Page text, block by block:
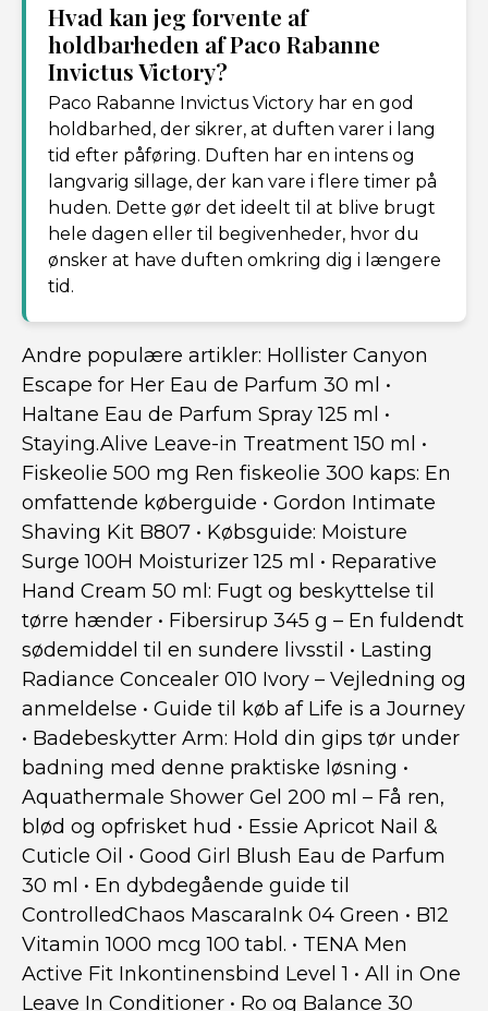
Hvad kan jeg forvente af
holdbarheden af Paco Rabanne
Invictus Victory?
Paco Rabanne Invictus Victory har en god
holdbarhed, der sikrer, at duften varer i lang
tid efter påføring. Duften har en intens og
langvarig sillage, der kan vare i flere timer på
huden. Dette gør det ideelt til at blive brugt
hele dagen eller til begivenheder, hvor du
ønsker at have duften omkring dig i længere
tid.
Andre populære artikler: Hollister Canyon
Escape for Her Eau de Parfum 30 ml •
Haltane Eau de Parfum Spray 125 ml •
Staying.Alive Leave-in Treatment 150 ml •
Fiskeolie 500 mg Ren fiskeolie 300 kaps: En
omfattende køberguide • Gordon Intimate
Shaving Kit B807 • Købsguide: Moisture
Surge 100H Moisturizer 125 ml • Reparative
Hand Cream 50 ml: Fugt og beskyttelse til
tørre hænder • Fibersirup 345 g – En fuldendt
sødemiddel til en sundere livsstil • Lasting
Radiance Concealer 010 Ivory – Vejledning og
anmeldelse • Guide til køb af Life is a Journey
• Badebeskytter Arm: Hold din gips tør under
badning med denne praktiske løsning •
Aquathermale Shower Gel 200 ml – Få ren,
blød og opfrisket hud • Essie Apricot Nail &
Cuticle Oil • Good Girl Blush Eau de Parfum
30 ml • En dybdegående guide til
ControlledChaos MascaraInk 04 Green • B12
Vitamin 1000 mcg 100 tabl. • TENA Men
Active Fit Inkontinensbind Level 1 • All in One
Leave In Conditioner • Ro og Balance 30